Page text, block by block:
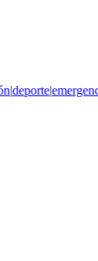
|